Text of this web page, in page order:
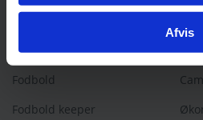
Afvis
Håndbold
Fodbold
Fodbold keeper